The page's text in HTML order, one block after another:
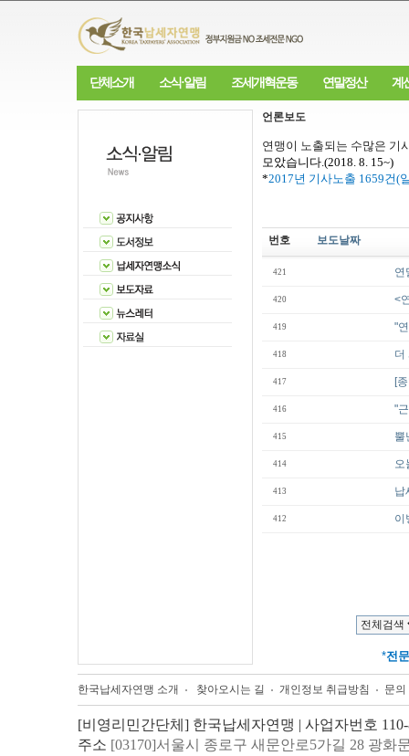
단체소개 소식·알림 조세개혁운동 연말정산 계
언론보도
연맹이 노출되는 수많은 기
모았습니다.(2018. 8. 15~)
*2017년 기사노출 1659건(
번호 보도날짜
421 연
420 <
419 "
418 더
417 [
416 "
415 뿔
414 오
413 납
412 이
*전문
한국납세자연맹 소개 찾아오시는 길 개인정보 취급방침 문
[비영리민간단체] 한국납세자연맹 | 사업자번호
주소 [03170]서울시 종로구 새문안로5가길 28 광화